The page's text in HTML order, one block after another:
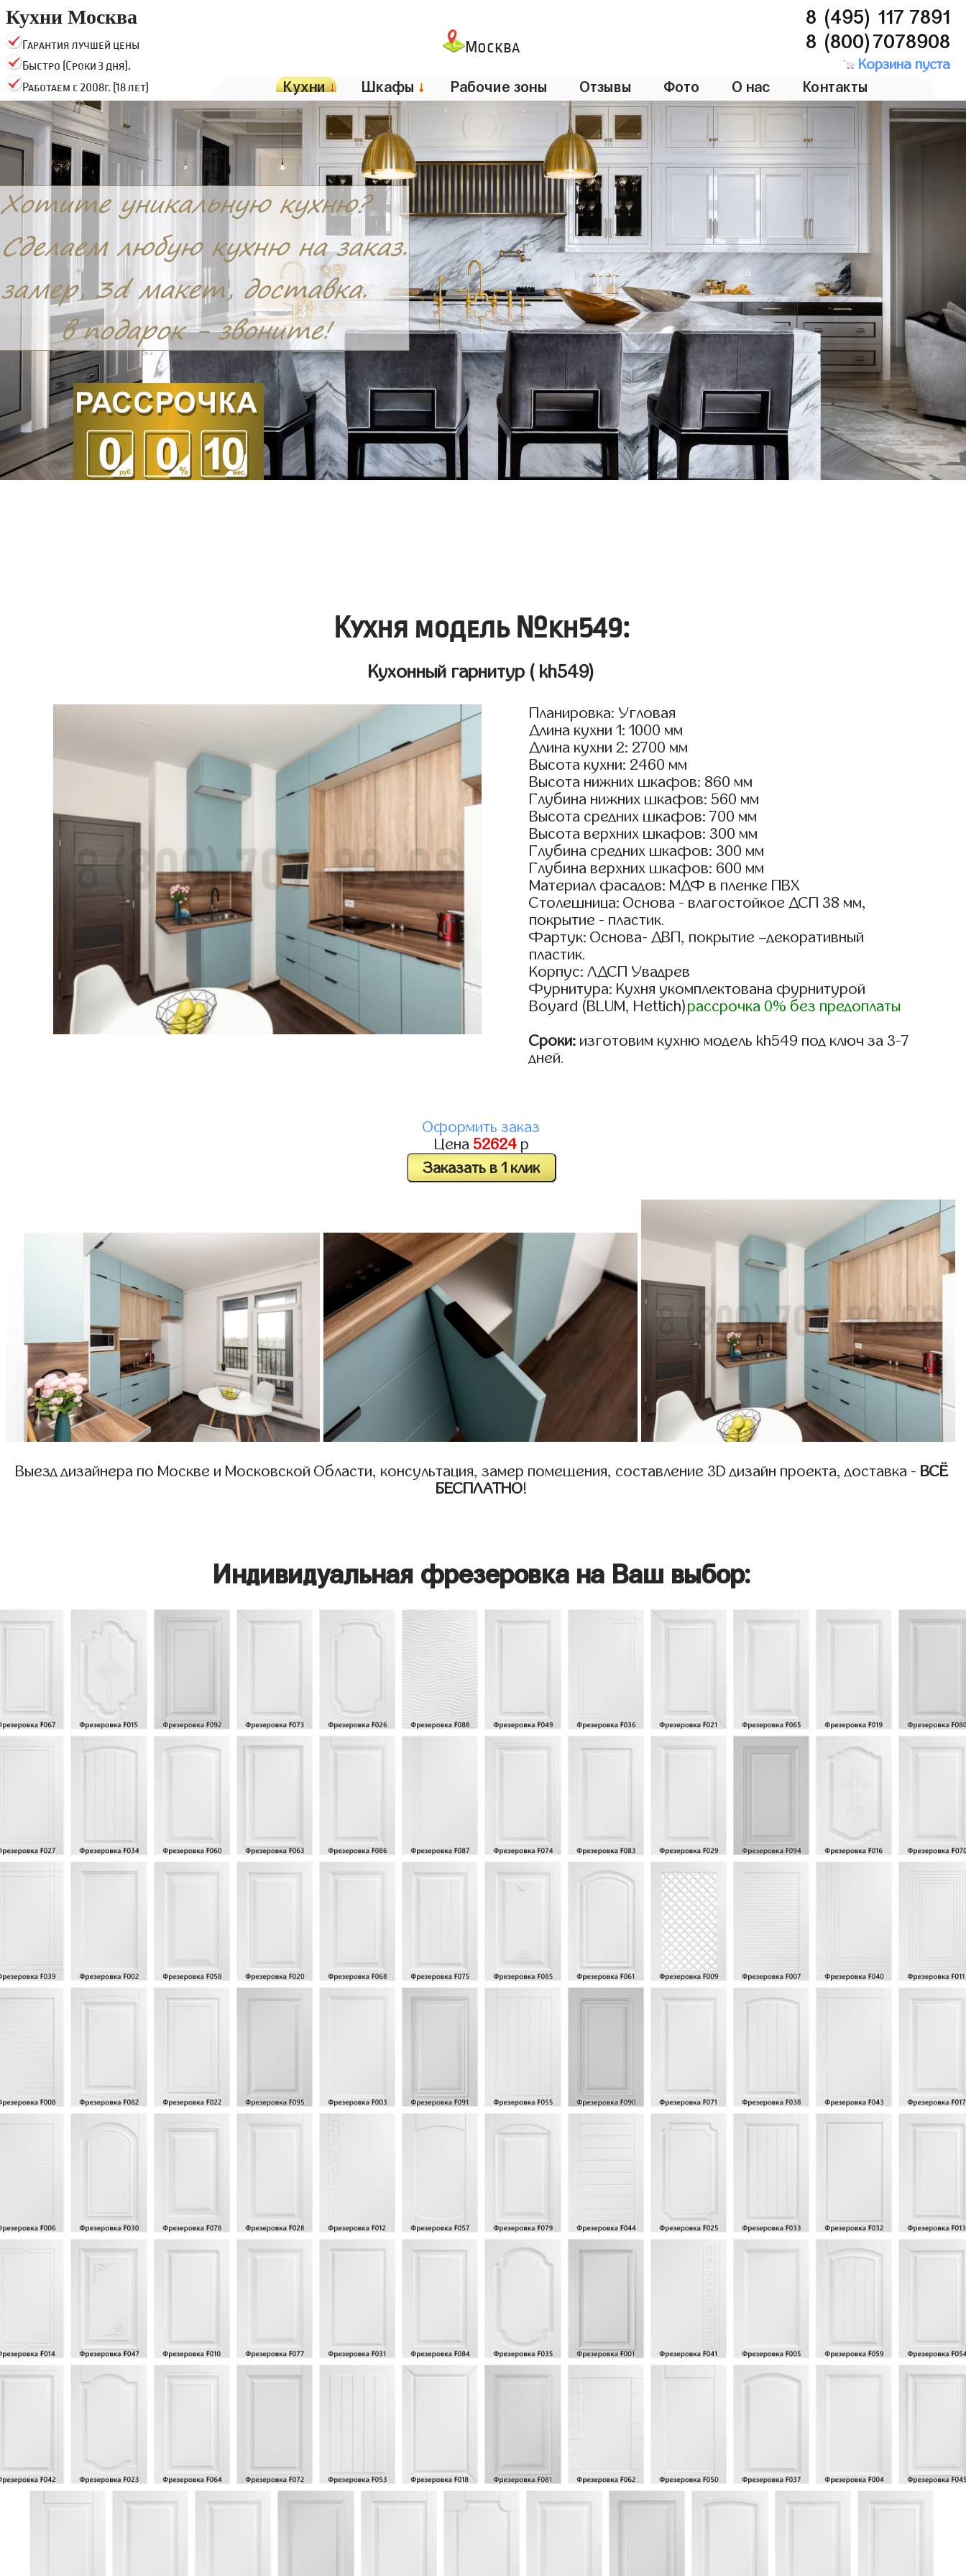
Кухни Москва
Гарантия лучшей цены
Быстро (Сроки 3 дня).
Работаем с 2008г. (18 лет)
Москва
8 (495) 117 7891
8 (800)7078908
Корзина пуста
Кухни↓ Шкафы ↓ Рабочие зоны Отзывы Фото О нас Контакты
Кухня модель №kh549:
Кухонный гарнитур ( kh549)
Планировка: Угловая
Длина кухни 1: 1000 мм
Длина кухни 2: 2700 мм
Высота кухни: 2460 мм
Высота нижних шкафов: 860 мм
Глубина нижних шкафов: 560 мм
Высота средних шкафов: 700 мм
Высота верхних шкафов: 300 мм
Глубина средних шкафов: 300 мм
Глубина верхних шкафов: 600 мм
Материал фасадов: МДФ в пленке ПВХ
Столешница: Основа - влагостойкое ДСП 38 мм,
покрытие - пластик.
Фартук: Основа- ДВП, покрытие –декоративный
пластик.
Корпус: ЛДСП Увадрев
Фурнитура: Кухня укомплектована фурнитурой
Boyard (BLUM, Hettich)рассрочка 0% без предоплаты
Сроки: изготовим кухню модель kh549 под ключ за 3-7
дней.
Оформить заказ
Цена 52624р
Заказать в 1 клик
Выезд дизайнера по Москве и Московской Области, консультация, замер помещения, составление 3D дизайн проекта, доставка - ВСЁ
БЕСПЛАТНО!
Индивидуальная фрезеровка на Ваш выбор: